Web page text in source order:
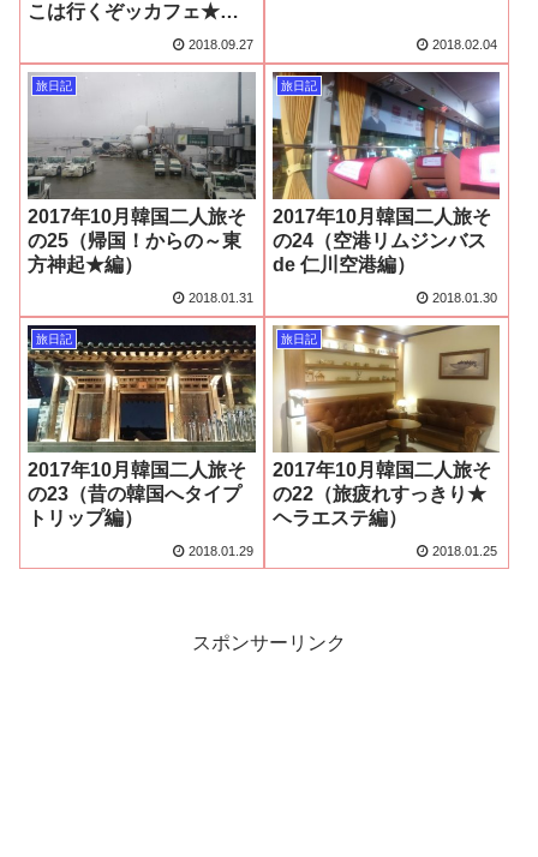
こは行くぞッカフェ★
2018.09.27 2018.02.04
旅日記
2017年10月韓国二人旅そ
の25（帰国！からの～東
方神起★編）
2018.01.31
旅日記
2017年10月韓国二人旅そ
の24（空港リムジンバス
de 仁川空港編）
2018.01.30
旅日記
2017年10月韓国二人旅そ
の23（昔の韓国へタイプ
トリップ編）
2018.01.29
旅日記
2017年10月韓国二人旅そ
の22（旅疲れすっきり★
ヘラエステ編）
2018.01.25
スポンサーリンク